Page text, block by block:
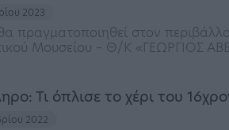
2023
πραγματοποιηθεί στον
Μουσείου – Θ/Κ «ΓΕΩΡΓΙΟΣ
Τι όπλισε το χέρι του
2022